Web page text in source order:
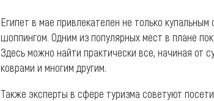
Египет в мае привлекателен не только
шоппингом. Одним из популярных мест в плане
Здесь можно найти практически все, начиная от
коврами и многим другим.
Также эксперты в сфере туризма советуют